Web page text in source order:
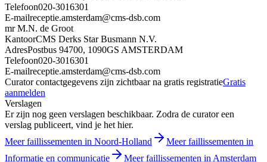
Telefoon020-3016301
E-mailreceptie.amsterdam@cms-dsb.com
mr M.N. de Groot
KantoorCMS Derks Star Busmann N.V.
AdresPostbus 94700, 1090GS AMSTERDAM
Telefoon020-3016301
E-mailreceptie.amsterdam@cms-dsb.com
Curator contactgegevens zijn zichtbaar na gratis registratieGratis
aanmelden
Verslagen
Er zijn nog geen verslagen beschikbaar. Zodra de curator een
verslag publiceert, vind je het hier.
Meer faillissementen in Noord-Holland
Meer faillissementen in
Informatie en communicatie
Meer faillissementen in Amsterdam